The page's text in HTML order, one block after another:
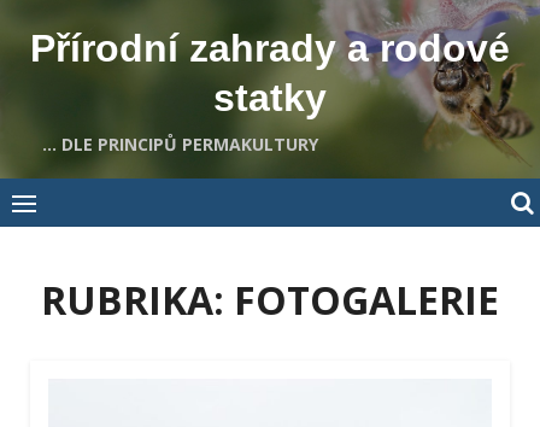
Přírodní zahrady a rodové
statky
… DLE PRINCIPŮ PERMAKULTURY
RUBRIKA: FOTOGALERIE